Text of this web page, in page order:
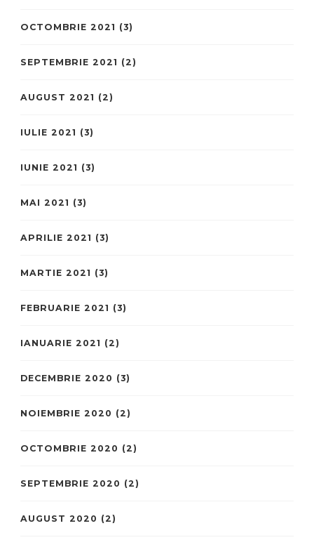
OCTOMBRIE 2021 (3)
SEPTEMBRIE 2021 (2)
AUGUST 2021 (2)
IULIE 2021 (3)
IUNIE 2021 (3)
MAI 2021 (3)
APRILIE 2021 (3)
MARTIE 2021 (3)
FEBRUARIE 2021 (3)
IANUARIE 2021 (2)
DECEMBRIE 2020 (3)
NOIEMBRIE 2020 (2)
OCTOMBRIE 2020 (2)
SEPTEMBRIE 2020 (2)
AUGUST 2020 (2)